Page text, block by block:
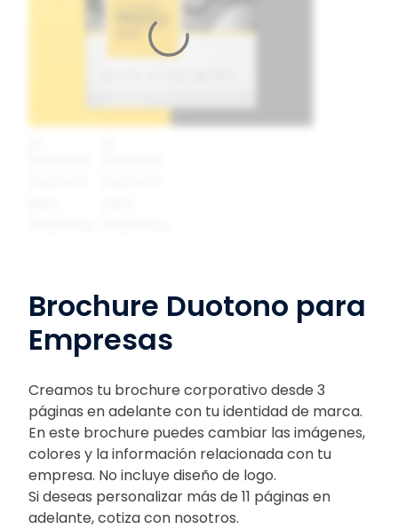
Brochure Duotono para
Empresas
Creamos tu brochure corporativo desde 3
páginas en adelante con tu identidad de marca.
En este brochure puedes cambiar las imágenes,
colores y la información relacionada con tu
empresa. No incluye diseño de logo.
Si deseas personalizar más de 11 páginas en
adelante, cotiza con nosotros.